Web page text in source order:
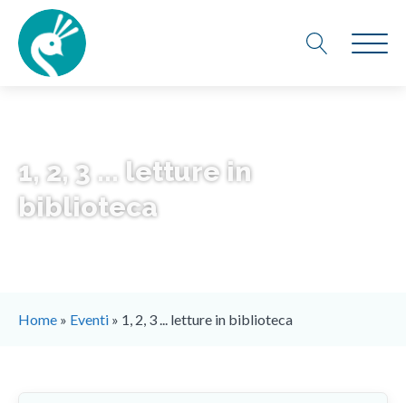
1, 2, 3 ... letture in
biblioteca
Home » Eventi » 1, 2, 3 ... letture in biblioteca